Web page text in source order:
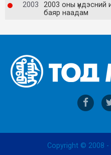
2003
2003 оны үндэсний
баяр наадам
Copyright © 2008 -